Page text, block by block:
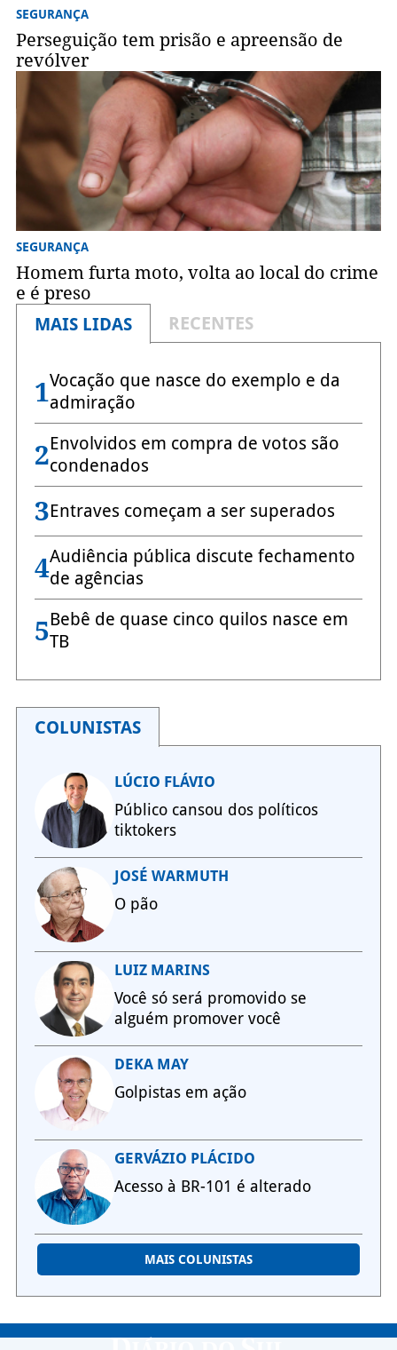
SEGURANÇA
Perseguição tem prisão e apreensão de
revólver
SEGURANÇA
Homem furta moto, volta ao local do crime
e é preso
MAIS LIDAS
RECENTES
1Vocação que nasce do exemplo e da
admiração
2Envolvidos em compra de votos são
condenados
3Entraves começam a ser superados
4Audiência pública discute fechamento
de agências
5Bebê de quase cinco quilos nasce em
TB
COLUNISTAS
LÚCIO FLÁVIO
Público cansou dos políticos
tiktokers
JOSÉ WARMUTH
O pão
LUIZ MARINS
Você só será promovido se
alguém promover você
DEKA MAY
Golpistas em ação
GERVÁZIO PLÁCIDO
Acesso à BR-101 é alterado
MAIS COLUNISTAS